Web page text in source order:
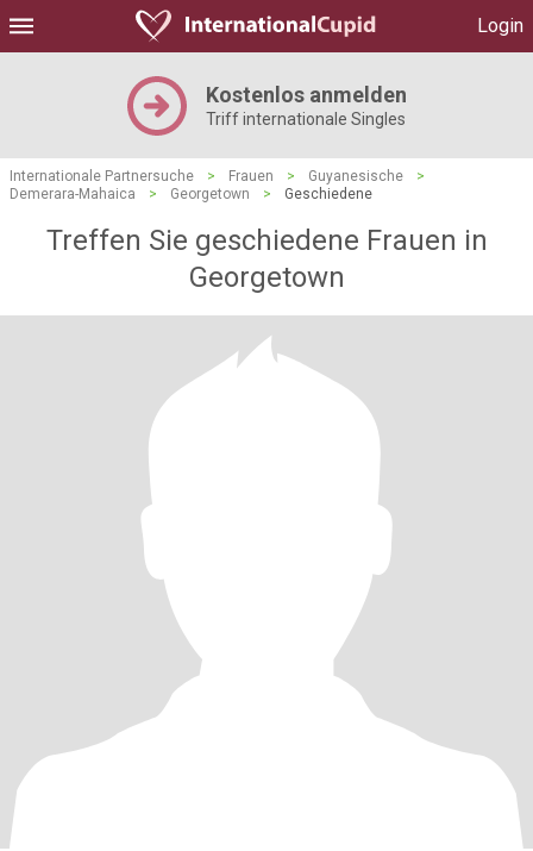
Login
Kostenlos anmelden
Triff internationale Singles
Internationale Partnersuche > Frauen > Guyanesische
>
Demerara-Mahaica
> Georgetown > Geschiedene
Treffen Sie geschiedene Frauen in
Georgetown